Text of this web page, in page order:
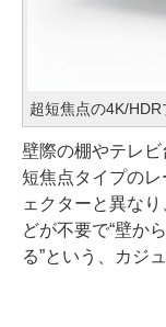
超短焦点の4K/HDR
壁際の棚やテレ
短焦点タイプの
ェクターと異な
どが不要で“壁か
る”という、カジ